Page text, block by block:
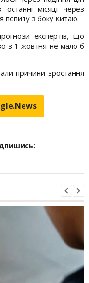
місяці через
попиту з боку Китаю.
експертів, що
з 1 жовтня не мало б
причини зростання